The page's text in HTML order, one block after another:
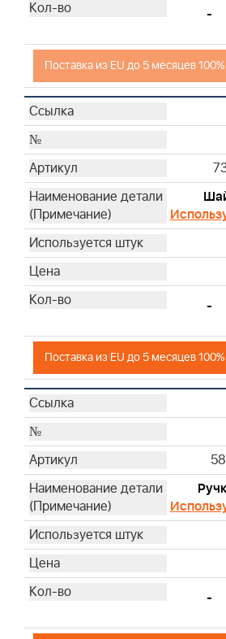
-
Поставка из EU до 5 месяцев
-
Поставка из EU до 5 месяцев
-